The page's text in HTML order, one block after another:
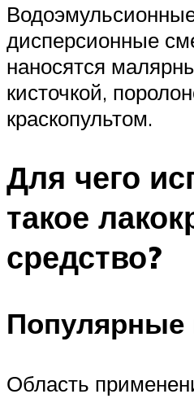
дисперсионные
наносятся
кисточкой,
краскопультом.
Для чего
такое
средство?
Область